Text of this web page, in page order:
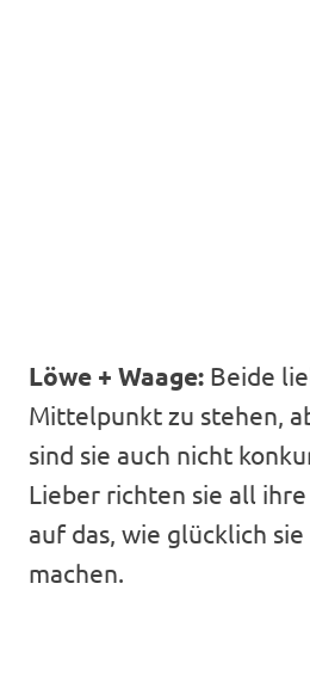
Löwe + Waage: Beide
Mittelpunkt zu stehen,
sind sie auch nicht
Lieber richten sie all
auf das, wie glücklich sie
machen.